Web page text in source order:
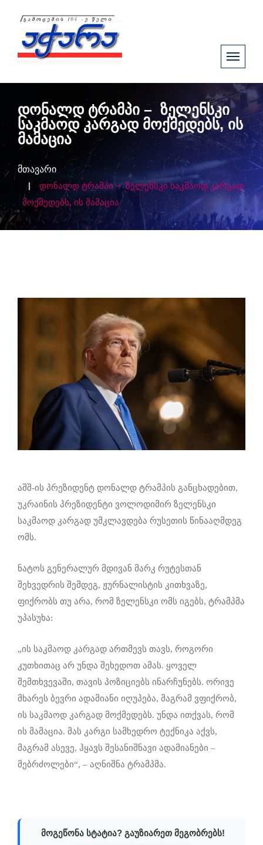
დონალდ ტრამპი – ზელენსკი
საკმაოდ კარგად მოქმედებს, ის
მამაცია
მთავარი
დონალდ ტრამპი – ზელენსკი საკმაოდ კარგად
მოქმედებს, ის მამაცია
აშშ-ის პრეზიდენტ დონალდ ტრამპის განცხადებით,
უკრაინის პრეზიდენტი ვოლოდიმირ ზელენსკი
საკმაოდ კარგად უმკლავდება რუსეთის წინააღმდეგ
ომს.
ნატოს გენერალურ მდივან მარკ რუტესთან
შეხვედრის შემდეგ, ჟურნალისტის კითხვაზე,
ფიქრობს თუ არა, რომ ზელენსკი ომს იგებს, ტრამპმა
უპასუხა:
„ის საკმაოდ კარგად ართმევს თავს, როგორი
კუთხითაც არ უნდა შეხედოთ ამას. ყოველ
შემთხვევაში, თავის პოზიციებს ინარჩუნებს. ორივე
მხარეს ბევრი ადამიანი იღუპება, მაგრამ ვფიქრობ,
ის საკმაოდ კარგად მოქმედებს. უნდა ითქვას, რომ
ის მამაცია. მას კარგი სამხედრო ტექნიკა აქვს,
მაგრამ ასევე, ჰყავს შესანიშნავი ადამიანები –
მებრძოლები“, – აღნიშნა ტრამპმა.
მოგეწონა სტატია? გაუზიარეთ მეგობრებს!